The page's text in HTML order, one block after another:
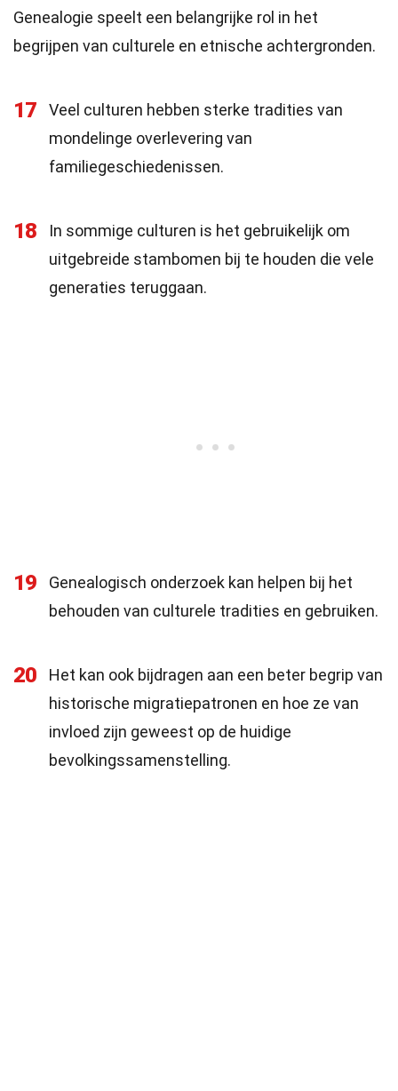
Genealogie speelt een belangrijke rol in het
begrijpen van culturele en etnische achtergronden.
17
Veel culturen hebben sterke tradities van
mondelinge overlevering van
familiegeschiedenissen.
18
In sommige culturen is het gebruikelijk om
uitgebreide stambomen bij te houden die vele
generaties teruggaan.
19
Genealogisch onderzoek kan helpen bij het
behouden van culturele tradities en gebruiken.
20
Het kan ook bijdragen aan een beter begrip van
historische migratiepatronen en hoe ze van
invloed zijn geweest op de huidige
bevolkingssamenstelling.